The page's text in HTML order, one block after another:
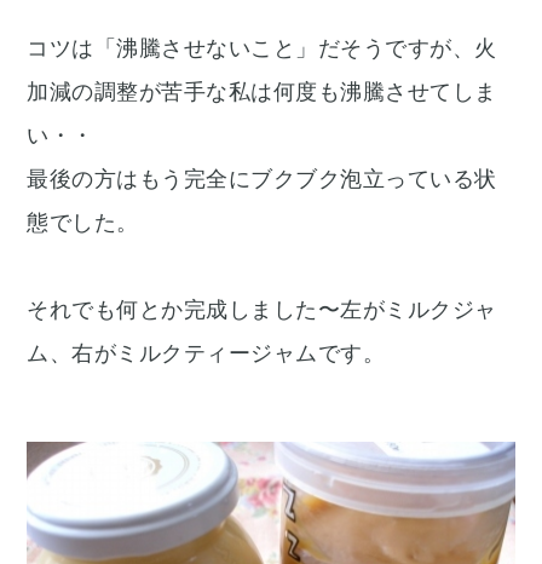
コツは「沸騰させないこと」だそうですが、火
加減の調整が苦手な私は何度も沸騰させてしま
い・・
最後の方はもう完全にブクブク泡立っている状
態でした。
それでも何とか完成しました〜左がミルクジャ
ム、右がミルクティージャムです。